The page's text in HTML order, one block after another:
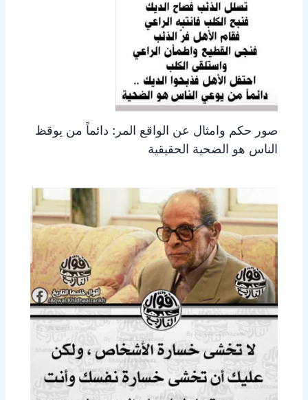
صور حكم وامثال عن الواقع المر: دائماً من يوقظ
الناس هو الضحية الحقيقية